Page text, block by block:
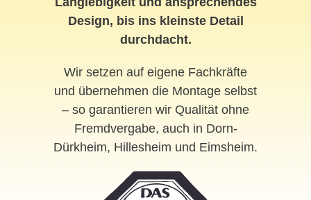
Design, bis ins kleinste Detail
durchdacht.
Wir setzen auf eigene Fachkräfte
und übernehmen die Montage selbst
– so garantieren wir Qualität ohne
Fremdvergabe, auch in Dorn-
Dürkheim, Hillesheim und Eimsheim.